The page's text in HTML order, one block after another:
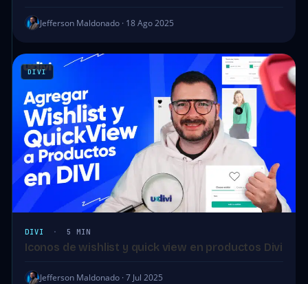
Jefferson Maldonado · 18 Ago 2025
DIVI
DIVI · 5 MIN
Iconos de wishlist y quick view en productos Divi
Jefferson Maldonado · 7 Jul 2025